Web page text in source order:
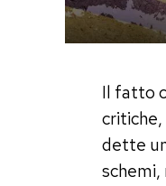
Il fatto
dette
schemi,